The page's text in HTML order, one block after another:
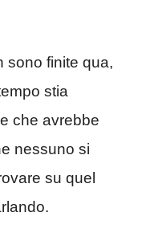
sono finite qua,
stia
che avrebbe
nessuno si
su quel